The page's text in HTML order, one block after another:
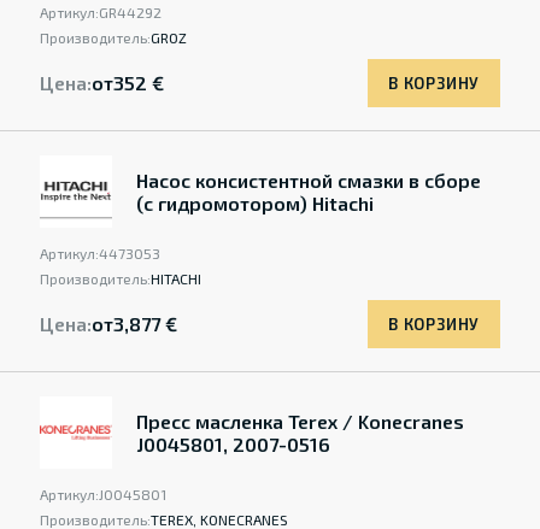
Артикул:GR44292
Производитель:GROZ
Цена:от352 € В КОРЗИНУ
Насос консистентной смазки в сборе
(с гидромотором) Hitachi
Артикул:4473053
Производитель:HITACHI
Цена:от3,877 € В КОРЗИНУ
Пресс масленка Terex / Konecranes
J0045801, 2007-0516
Артикул:J0045801
Производитель:TEREX, KONECRANES